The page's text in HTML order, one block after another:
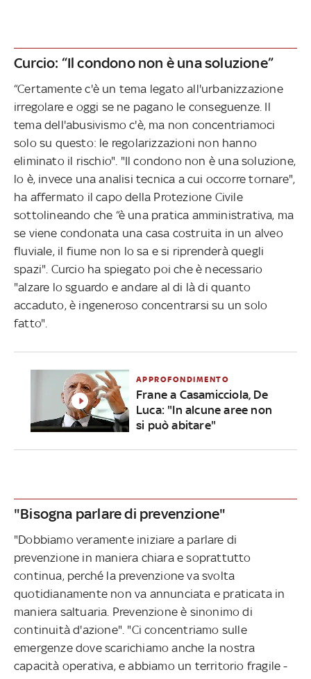
Curcio: “Il condono non è una soluzione”
“Certamente c'è un tema legato all'urbanizzazione
irregolare e oggi se ne pagano le conseguenze. Il
tema dell'abusivismo c'è, ma non concentriamoci
solo su questo: le regolarizzazioni non hanno
eliminato il rischio". "Il condono non è una soluzione,
lo è, invece una analisi tecnica a cui occorre tornare",
ha affermato il capo della Protezione Civile
sottolineando che “è una pratica amministrativa, ma
se viene condonata una casa costruita in un alveo
fluviale, il fiume non lo sa e si riprenderà quegli
spazi". Curcio ha spiegato poi che è necessario
"alzare lo sguardo e andare al di là di quanto
accaduto, è ingeneroso concentrarsi su un solo
fatto".
APPROFONDIMENTO
Frane a Casamicciola, De
Luca: "In alcune aree non
si può abitare"
"Bisogna parlare di prevenzione"
"Dobbiamo veramente iniziare a parlare di
prevenzione in maniera chiara e soprattutto
continua, perché la prevenzione va svolta
quotidianamente non va annunciata e praticata in
maniera saltuaria. Prevenzione è sinonimo di
continuità d'azione". "Ci concentriamo sulle
emergenze dove scarichiamo anche la nostra
capacità operativa, e abbiamo un territorio fragile -